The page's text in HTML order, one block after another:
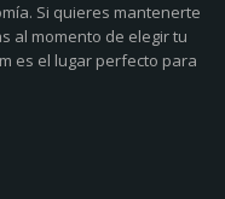
Si quieres mantenerte
al momento de elegir tu
es el lugar perfecto para